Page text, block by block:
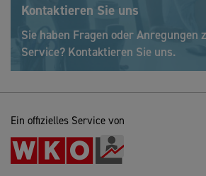
Kontaktieren Sie uns
Sie haben Fragen oder Anregungen
Service? Kontaktieren Sie uns.
Ein offizielles Service von